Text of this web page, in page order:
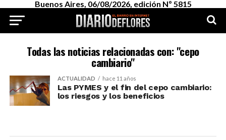
Buenos Aires, 06/08/2026, edición Nº 5815
Todas las noticias relacionadas con: "cepo
cambiario"
ACTUALIDAD hace 11 años
Las PYMES y el fin del cepo cambiario:
los riesgos y los beneficios